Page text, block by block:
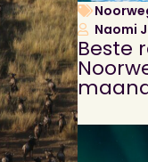
Naomi
Beste